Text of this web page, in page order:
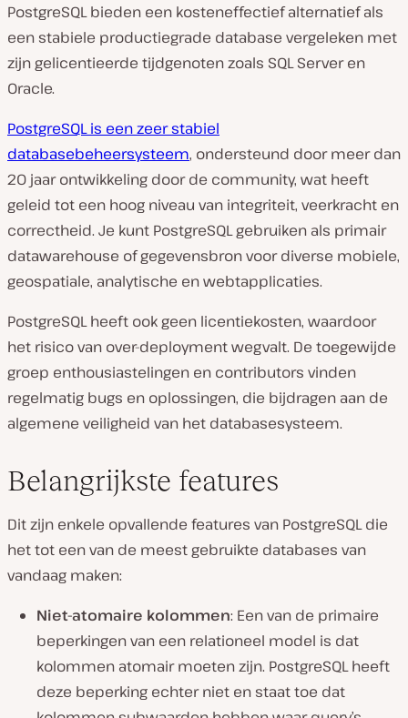
PostgreSQL bieden een kosteneffectief alternatief als
een stabiele productiegrade database vergeleken met
zijn gelicentieerde tijdgenoten zoals SQL Server en
Oracle.
PostgreSQL is een zeer stabiel
databasebeheersysteem, ondersteund door meer dan
20 jaar ontwikkeling door de community, wat heeft
geleid tot een hoog niveau van integriteit, veerkracht en
correctheid. Je kunt PostgreSQL gebruiken als primair
datawarehouse of gegevensbron voor diverse mobiele,
geospatiale, analytische en webtapplicaties.
PostgreSQL heeft ook geen licentiekosten, waardoor
het risico van over-deployment wegvalt. De toegewijde
groep enthousiastelingen en contributors vinden
regelmatig bugs en oplossingen, die bijdragen aan de
algemene veiligheid van het databasesysteem.
Belangrijkste features
Dit zijn enkele opvallende features van PostgreSQL die
het tot een van de meest gebruikte databases van
vandaag maken:
Niet-atomaire kolommen: Een van de primaire
beperkingen van een relationeel model is dat
kolommen atomair moeten zijn. PostgreSQL heeft
deze beperking echter niet en staat toe dat